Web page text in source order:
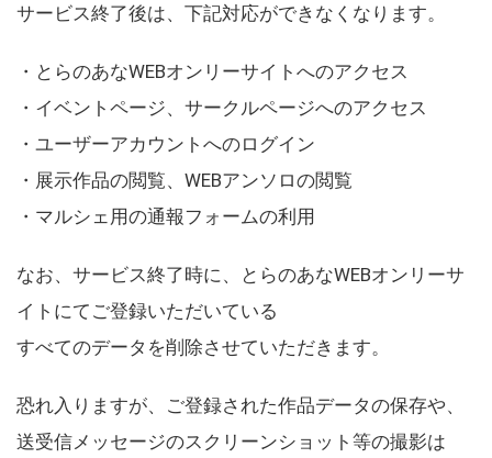
サービス終了後は、下記対応ができなくなります。
・とらのあなWEBオンリーサイトへのアクセス
・イベントページ、サークルページへのアクセス
・ユーザーアカウントへのログイン
・展示作品の閲覧、WEBアンソロの閲覧
・マルシェ用の通報フォームの利用
なお、サービス終了時に、とらのあなWEBオンリーサ
イトにてご登録いただいている
すべてのデータを削除させていただきます。
恐れ入りますが、ご登録された作品データの保存や、
送受信メッセージのスクリーンショット等の撮影は